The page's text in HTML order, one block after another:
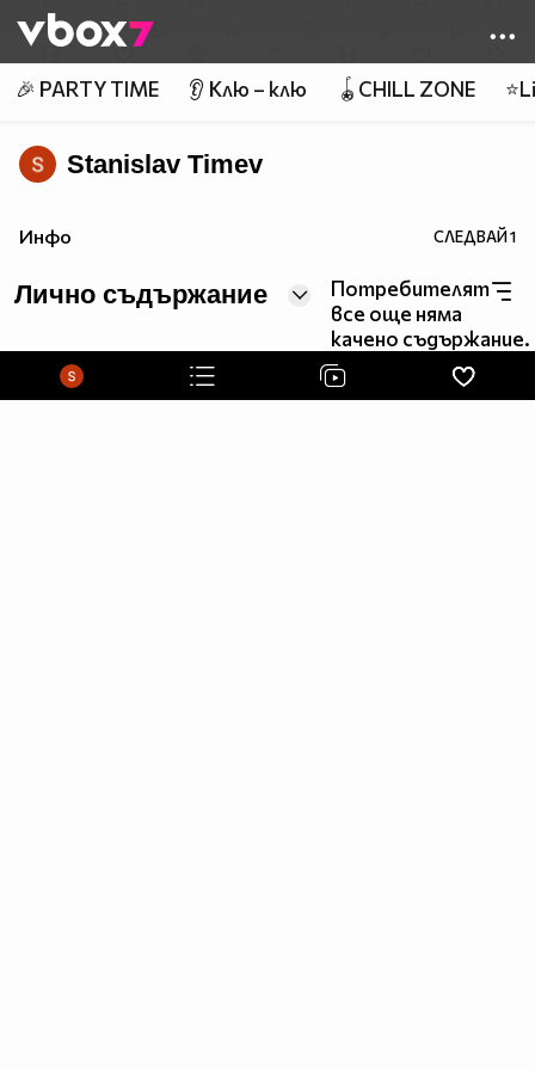
👾
🎉 PARTY TIME 👂 Клю – клю 🪀CHILL ZONE
Stanislav Timev
Инфо СЛЕДВАЙ1
Лично съдържание
Потребителят
все още няма
качено съдържание.